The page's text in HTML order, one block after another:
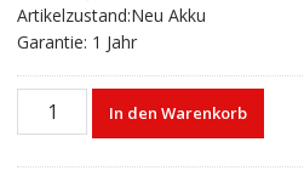
Artikelzustand:Neu Akku
Garantie: 1 Jahr
Akku
In den Warenkorb